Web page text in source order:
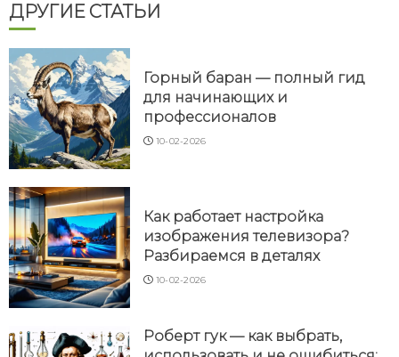
ДРУГИЕ СТАТЬИ
Горный баран — полный гид
для начинающих и
профессионалов
10-02-2026
Как работает настройка
изображения телевизора?
Разбираемся в деталях
10-02-2026
Роберт гук — как выбрать,